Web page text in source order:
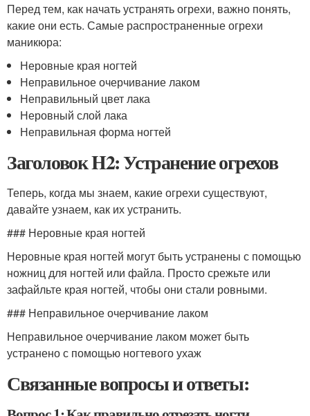
Перед тем, как начать устранять огрехи, важно понять,
какие они есть. Самые распространенные огрехи
маникюра:
Неровные края ногтей
Неправильное очерчивание лаком
Неправильный цвет лака
Неровный слой лака
Неправильная форма ногтей
Заголовок H2: Устранение огрехов
Теперь, когда мы знаем, какие огрехи существуют,
давайте узнаем, как их устранить.
### Неровные края ногтей
Неровные края ногтей могут быть устранены с помощью
ножниц для ногтей или файла. Просто срежьте или
зафайльте края ногтей, чтобы они стали ровными.
### Неправильное очерчивание лаком
Неправильное очерчивание лаком может быть
устранено с помощью ногтевого ухаж
Связанные вопросы и ответы: